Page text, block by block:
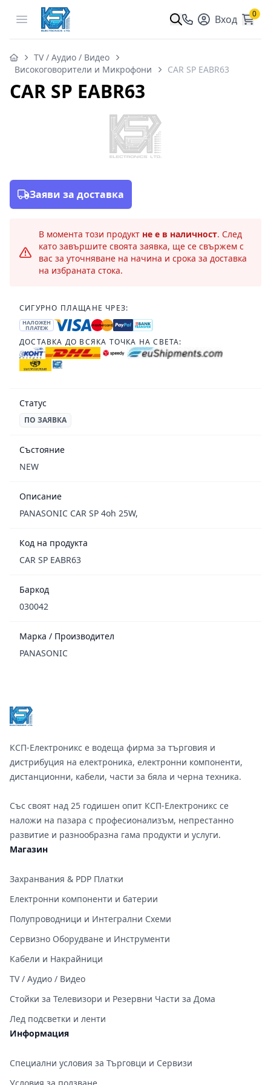
Open menu Вход 0
TV / Аудио / Видео
Високоговорители и Микрофони
CAR SP EABR63
CAR SP EABR63
Заяви за доставка
В момента този продукт не е в наличност. След
като завършите своята заявка, ще се свържем с
вас за уточняване на начина и срока за доставка
на избраната стока.
СИГУРНО ПЛАЩАНЕ ЧРЕЗ:
НАЛОЖЕН
ПЛАТЕЖ
ДОСТАВКА ДО ВСЯКА ТОЧКА НА СВЕТА:
Статус
ПО ЗАЯВКА
Състояние
NEW
Описание
PANASONIC CAR SP 4oh 25W,
Код на продукта
CAR SP EABR63
Баркод
030042
Марка / Производител
PANASONIC
КСП-Електроникс е водеща фирма за търговия и
дистрибуция на електроника, електронни компоненти,
дистанционни, кабели, части за бяла и черна техника.
Със своят над 25 годишен опит КСП-Електроникс се
наложи на пазара с професионализъм, непрестанно
развитие и разнообразна гама продукти и услуги.
Магазин
Захранвания & PDP Платки
Електронни компоненти и батерии
Полупроводници и Интегрални Схеми
Сервизно Оборудване и Инструменти
Кабели и Накрайници
TV / Аудио / Видео
Стойки за Телевизори и Резервни Части за Дома
Лед подсветки и ленти
Информация
Специални условия за Търговци и Сервизи